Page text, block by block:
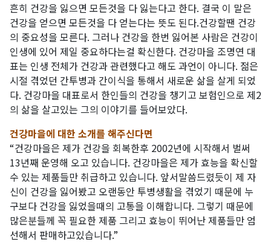
흔히 건강을 잃으면 모든것을 다 잃는다고 한다. 결국 이 말은
건강을 얻으면 모든것을 다 얻는다는 뜻도 된다.건강할땐 건강
의 중요성을 모른다. 그러나 건강을 한번 잃어본 사람은 건강이
인생에 있어 제일 중요하다는걸 확신한다. 건강마을 조명연 대
표는 인생 전체가 건강과 관련했다고 해도 과언이 아니다. 젊은
시절 겪었던 간투병과 간이식을 통해서 새로운 삶을 살게 되었
다. 건강마을 대표로서 한인들의 건강을 챙기고 보험인으로 제2
의 삶을 살고있는 그의 이야기를 들어보았다.
건강마을에 대한 소개를 해주신다면
“건강마을은 제가 건강을 회복한후 2002년에 시작해서 벌써
13년째 운영해 오고 있습니다. 건강마을은 제가 효능을 확신할
수 있는 제품들만 취급하고 있습니다. 앞서말씀드렸듯이 제 자
신이 건강을 잃어봤고 오랜동안 투병생활을 겪었기 때문에 누
구보다 건강을 잃었을때의 고통을 이해합니다. 그렇기 때문에
많은분들께 꼭 필요한 제품 그리고 효능이 뛰어난 제품들만 엄
선해서 판매하고있습니다.”